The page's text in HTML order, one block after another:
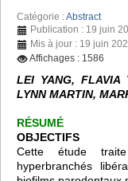
Catégorie :Abstract
Publication : 19 juin
Mis à jour : 19 juin
Affichages : 1586
LEI YANG, FLAVIA
LYNN MARTIN,
RÉSUMÉ
OBJECTIFS
Cette étude
hyperbranchés